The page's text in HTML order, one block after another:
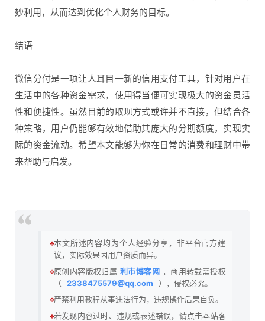
妙利用，从而达到优化个人财务的目标。
结语
微信分付是一项让人耳目一新的信用支付工具，针对用户在
生活中的各种资金需求，使用得当便可实现极大的资金灵活
性和便捷性。虽然目前的取现方式或许并不直接，但结合各
种策略，用户仍能够有效地借助其庞大的分期额度，实现实
际的资金流动。希望本文能够为你在日常的消费和理财中带
来帮助与启发。
🔹本文所述内容均为个人经验分享，非平台官方建
议，实际效果因用户资质而异。
🔹原创内容版权归属 利市博客网 ，商用转载需授权
（
2338475579@qq.com
），侵权必究。
🔹严禁利用教程从事违法行为，违规操作后果自负。
🔹若发现内容过时、违规或表述错误，请点击本站客